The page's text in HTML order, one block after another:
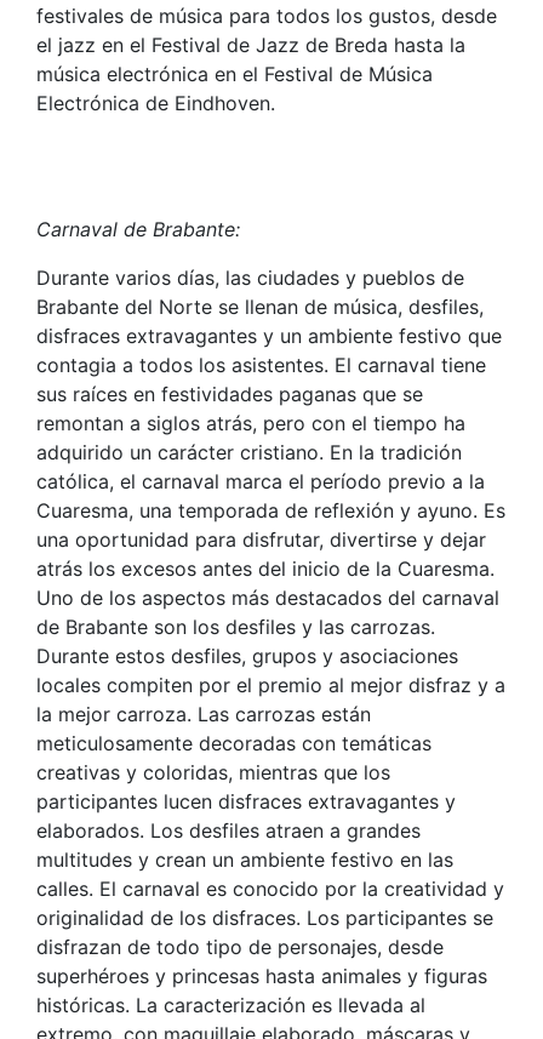
festivales de música para todos los gustos, desde
el jazz en el Festival de Jazz de Breda hasta la
música electrónica en el Festival de Música
Electrónica de Eindhoven.
Carnaval de Brabante:
Durante varios días, las ciudades y pueblos de
Brabante del Norte se llenan de música, desfiles,
disfraces extravagantes y un ambiente festivo que
contagia a todos los asistentes. El carnaval tiene
sus raíces en festividades paganas que se
remontan a siglos atrás, pero con el tiempo ha
adquirido un carácter cristiano. En la tradición
católica, el carnaval marca el período previo a la
Cuaresma, una temporada de reflexión y ayuno. Es
una oportunidad para disfrutar, divertirse y dejar
atrás los excesos antes del inicio de la Cuaresma.
Uno de los aspectos más destacados del carnaval
de Brabante son los desfiles y las carrozas.
Durante estos desfiles, grupos y asociaciones
locales compiten por el premio al mejor disfraz y a
la mejor carroza. Las carrozas están
meticulosamente decoradas con temáticas
creativas y coloridas, mientras que los
participantes lucen disfraces extravagantes y
elaborados. Los desfiles atraen a grandes
multitudes y crean un ambiente festivo en las
calles. El carnaval es conocido por la creatividad y
originalidad de los disfraces. Los participantes se
disfrazan de todo tipo de personajes, desde
superhéroes y princesas hasta animales y figuras
históricas. La caracterización es llevada al
extremo, con maquillaje elaborado, máscaras y